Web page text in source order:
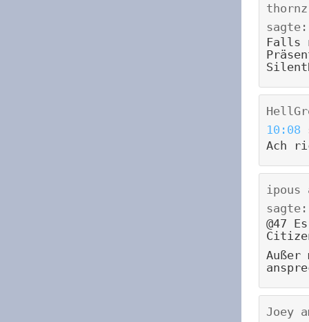
thornz
sagte:
Falls
10:08
Ach
ipous
sagte:
@47
Außer
Joey